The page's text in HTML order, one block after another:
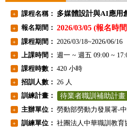
+ 課程名稱： 多媒體設計與AI應用
+ 報名期間： 2026/03/05 (報名時
+ 課程期間： 2026/03/18~2026/06/16
+ 上課時間： 週一 ~ 週五 09:00 ~
+ 課程時數： 420 小時
+ 招訓人數： 26 人
+ 訓練計畫： 待業者職訓補助計畫
+ 主辦單位： 勞動部勞動力發展署-
+ 訓練單位： 社團法人中華職訓教育